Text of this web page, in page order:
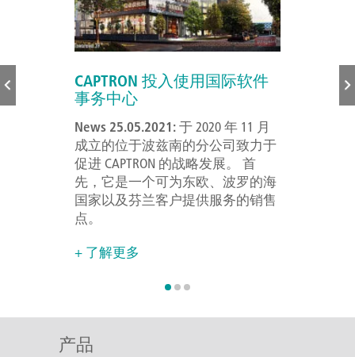
来树立了 CAPTRON 投入使用国际软件
事务中心
News 25.05.2021:于 2020 年 11 月
成立的位于波兹南的分公司致力于
促进 CAPTRON 的战略发展。 首
先，它是一个可为东欧、波罗的海
国家以及芬兰客户提供服务的销售
点。
+ 了解更多
产品